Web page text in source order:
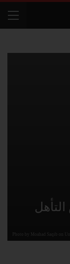
Photo by Moahad Saqib on